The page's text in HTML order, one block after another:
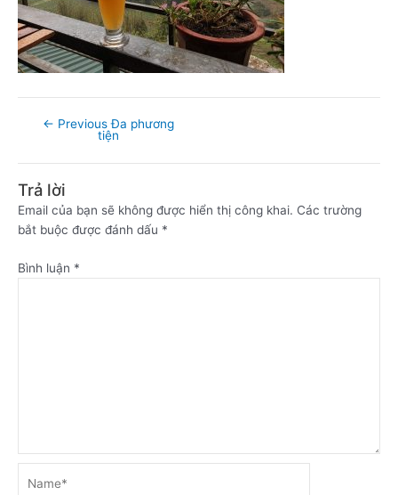
← Previous Đa phương
tiện
Trả lời
Email của bạn sẽ không được hiển thị công khai. Các trường
bắt buộc được đánh dấu *
Bình luận *